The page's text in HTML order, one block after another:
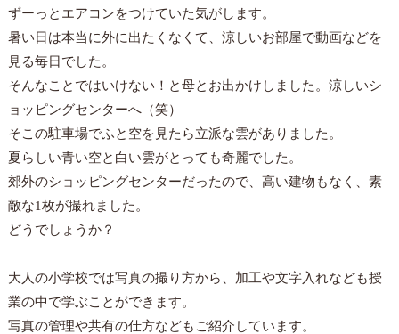
ずーっとエアコンをつけていた気がします。
暑い日は本当に外に出たくなくて、涼しいお部屋で動画などを
見る毎日でした。
そんなことではいけない！と母とお出かけしました。涼しいシ
ョッピングセンターへ（笑）
そこの駐車場でふと空を見たら立派な雲がありました。
夏らしい青い空と白い雲がとっても奇麗でした。
郊外のショッピングセンターだったので、高い建物もなく、素
敵な1枚が撮れました。
どうでしょうか？
大人の小学校では写真の撮り方から、加工や文字入れなども授
業の中で学ぶことができます。
写真の管理や共有の仕方などもご紹介しています。